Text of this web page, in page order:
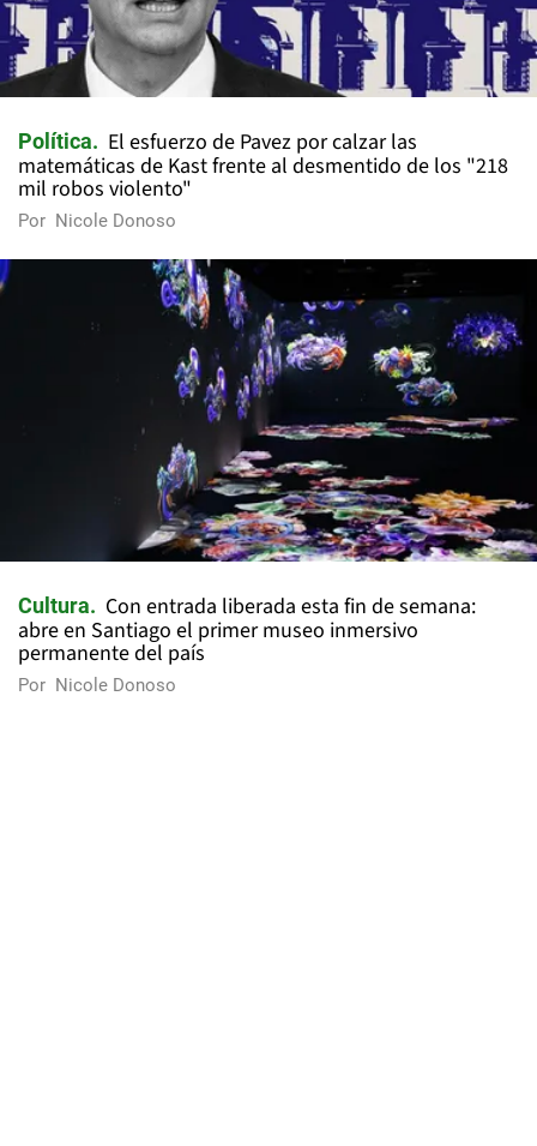
Política
El esfuerzo de Pavez por calzar las
matemáticas de Kast frente al desmentido de los "218
mil robos violento"
Por Nicole Donoso
Cultura
Con entrada liberada esta fin de semana:
abre en Santiago el primer museo inmersivo
permanente del país
Por Nicole Donoso